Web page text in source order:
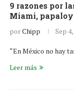
9 razones por
Miami, papaloy
porChipp Sep
“En México no hay
Leer más